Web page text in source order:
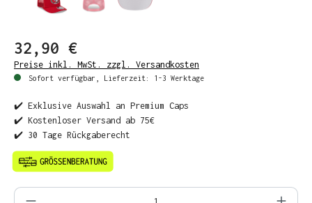
32,90 €
Preise inkl. MwSt. zzgl. Versandkosten
Sofort verfügbar, Lieferzeit: 1-3 Werktage
✔️ Exklusive Auswahl an Premium Caps
✔️ Kostenloser Versand ab 75€
✔️ 30 Tage Rückgaberecht
Produkt Anzahl: Gib den gewünschten